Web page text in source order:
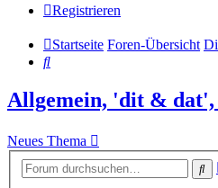
Registrieren
Startseite Foren-Übersicht
Suche
Allgemein, 'dit &
Neues Thema